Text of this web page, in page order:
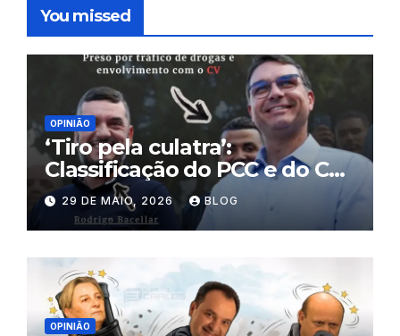
You missed
OPINIÃO
‘Tiro pela culatra’:
Classificação do PCC e do CV
como terroristas pode atingir
políticos, mercado financeiro
e prejudicar Flávio Bolsonaro
29 DE MAIO, 2026 BLOG
OPINIÃO